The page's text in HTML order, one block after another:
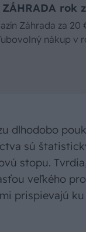
rok
Záhrada za
nákup v
dlhodobo
sú
stopu.
veľkého
prispievajú